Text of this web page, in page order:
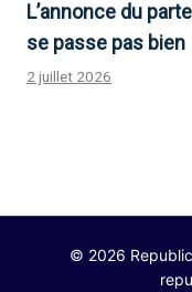
L’annonce du
se passe pas bien
2 juillet 2026
© 2026